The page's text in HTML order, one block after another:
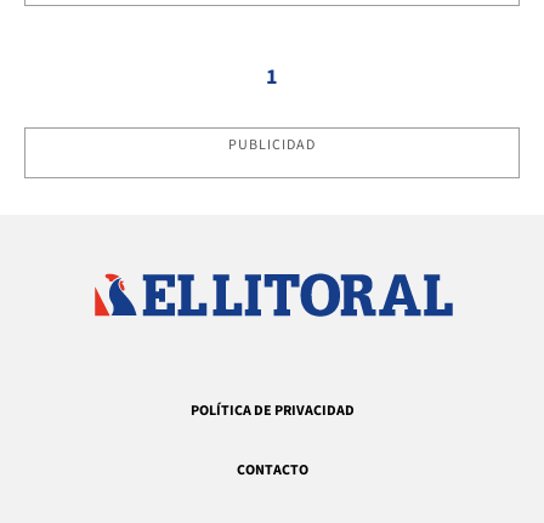
1
PUBLICIDAD
POLÍTICA DE PRIVACIDAD
CONTACTO